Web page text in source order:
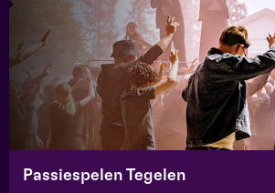
Passiespelen Tegelen